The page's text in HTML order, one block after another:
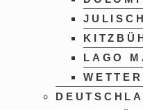
LAGO